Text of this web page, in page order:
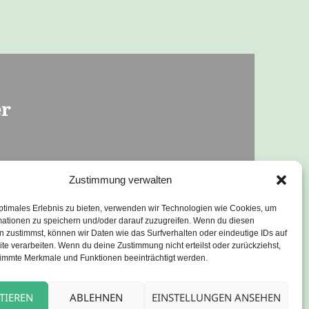
Zustimmung verwalten
Erlebnis zu bieten, verwenden wir Technologien wie Cookies, um
zu speichern und/oder darauf zuzugreifen. Wenn du diesen
zustimmst, können wir Daten wie das Surfverhalten oder eindeutige IDs auf
verarbeiten. Wenn du deine Zustimmung nicht erteilst oder zurückziehst,
Merkmale und Funktionen beeinträchtigt werden.
ABLEHNEN EINSTELLUNGEN ANSEHEN
mit Spaß